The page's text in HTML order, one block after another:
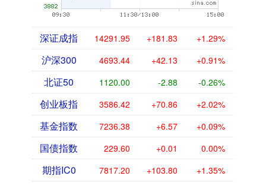
深证成指 14291.95 +181.83 +1.29%
沪深300 4693.44 +42.13 +0.91%
北证50 1120.00 -2.88 -0.26%
创业板指 3586.42 +70.86 +2.02%
基金指数 7236.38 +6.57 +0.09%
国债指数 229.60 +0.01 0.00%
期指IC0 7817.20 +103.80 +1.35%